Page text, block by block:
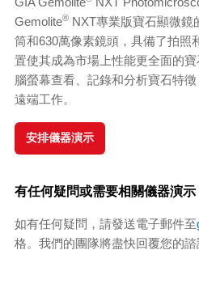
Gemolite® NXT專業版寶石顯微鏡
筒和630萬像素鏡頭，具備了拍照
置使其成為市場上性能更全面的
腦螢幕查看、記錄和分析寶石特
遠端工作。
安排儀器演示
有任何疑問或需要相關儀器演示
如有任何疑問，請發送電子郵件至
格。我們的團隊將盡快回覆您的諮